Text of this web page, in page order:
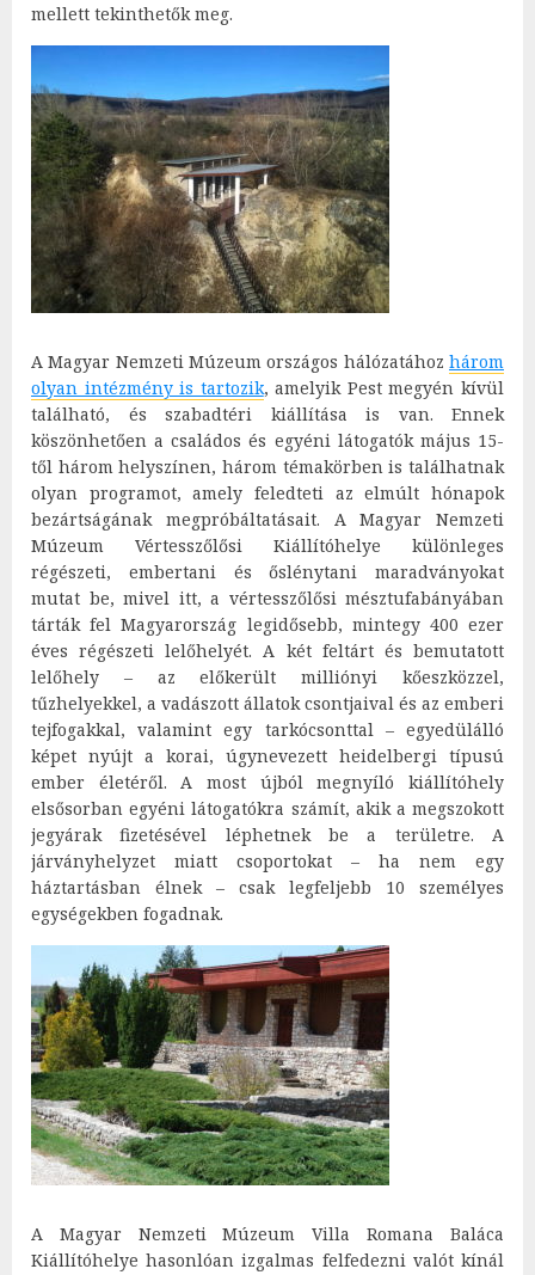
mellett tekinthetők meg.
A Magyar Nemzeti Múzeum országos hálózatához három
olyan intézmény is tartozik, amelyik Pest megyén kívül
található, és szabadtéri kiállítása is van. Ennek
köszönhetően a családos és egyéni látogatók május 15-
től három helyszínen, három témakörben is találhatnak
olyan programot, amely feledteti az elmúlt hónapok
bezártságának megpróbáltatásait. A Magyar Nemzeti
Múzeum Vértesszőlősi Kiállítóhelye különleges
régészeti, embertani és őslénytani maradványokat
mutat be, mivel itt, a vértesszőlősi mésztufabányában
tárták fel Magyarország legidősebb, mintegy 400 ezer
éves régészeti lelőhelyét. A két feltárt és bemutatott
lelőhely – az előkerült milliónyi kőeszközzel,
tűzhelyekkel, a vadászott állatok csontjaival és az emberi
tejfogakkal, valamint egy tarkócsonttal – egyedülálló
képet nyújt a korai, úgynevezett heidelbergi típusú
ember életéről. A most újból megnyíló kiállítóhely
elsősorban egyéni látogatókra számít, akik a megszokott
jegyárak fizetésével léphetnek be a területre. A
járványhelyzet miatt csoportokat – ha nem egy
háztartásban élnek – csak legfeljebb 10 személyes
egységekben fogadnak.
A Magyar Nemzeti Múzeum Villa Romana Baláca
Kiállítóhelye hasonlóan izgalmas felfedezni valót kínál